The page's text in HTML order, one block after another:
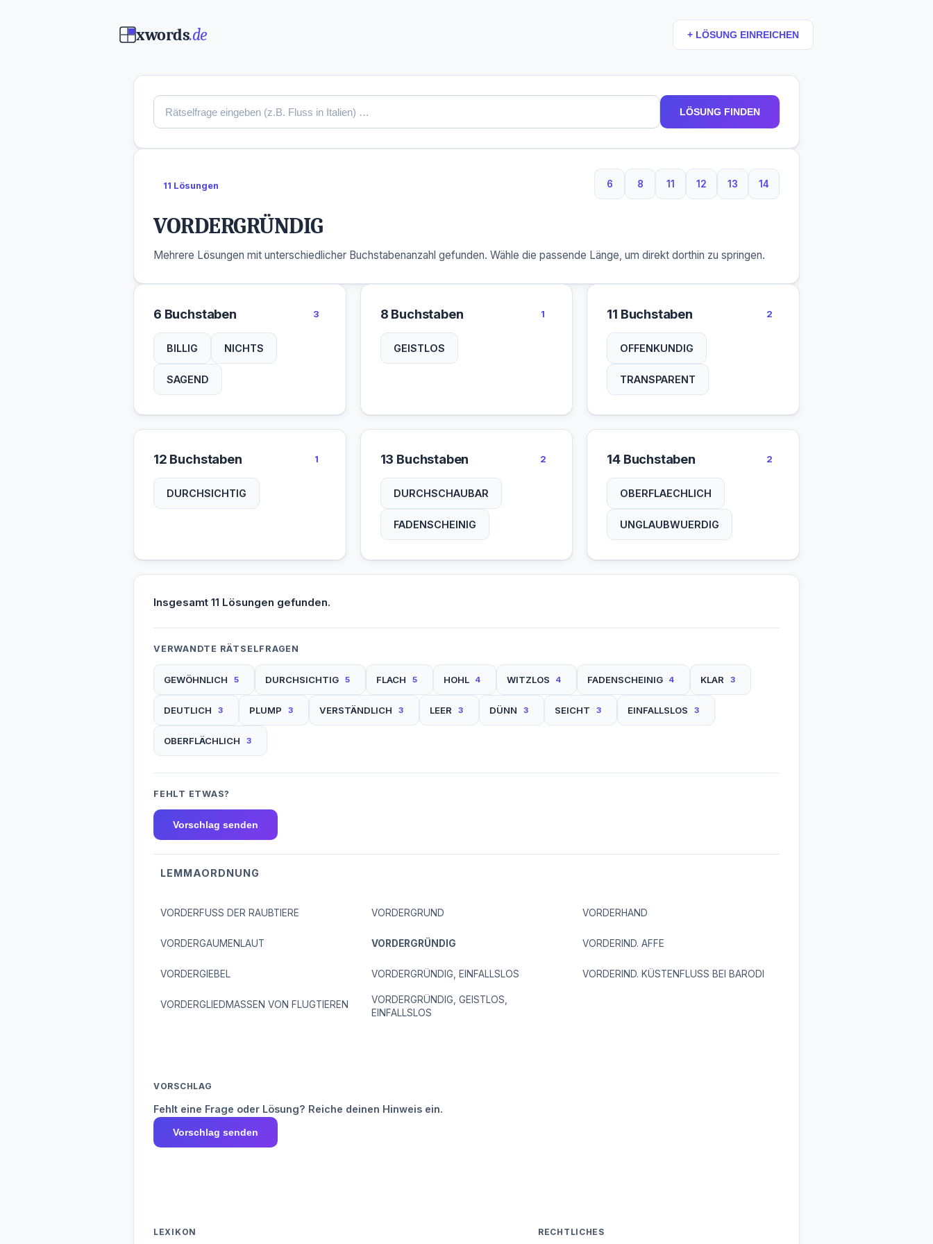
xwords.de + LÖSUNG EINREICHEN
LÖSUNG FINDEN
11 Lösungen 6
6 Buchstaben
8
8 Buchstaben
11
11 Buchstaben
12
12 Buchstaben
13
13 Buchstaben
14
14 Buchstaben
VORDERGRÜNDIG
Mehrere Lösungen mit unterschiedlicher Buchstabenanzahl gefunden. Wähle die passende Länge, um direkt dorthin zu springen.
6 Buchstaben 3
BILLIG NICHTS
SAGEND
8 Buchstaben 1
GEISTLOS
11 Buchstaben 2
OFFENKUNDIG
TRANSPARENT
12 Buchstaben 1
DURCHSICHTIG
13 Buchstaben 2
DURCHSCHAUBAR
FADENSCHEINIG
14 Buchstaben 2
OBERFLAECHLICH
UNGLAUBWUERDIG
Insgesamt 11 Lösungen gefunden.
VERWANDTE RÄTSELFRAGEN
GEWÖHNLICH 5 DURCHSICHTIG 5 FLACH 5 HOHL 4 WITZLOS 4 FADENSCHEINIG 4 KLAR 3
DEUTLICH 3 PLUMP 3 VERSTÄNDLICH 3 LEER 3 DÜNN 3 SEICHT 3 EINFALLSLOS 3
OBERFLÄCHLICH 3
FEHLT ETWAS?
Vorschlag senden
LEMMAORDNUNG
VORDERFUSS DER RAUBTIERE
VORDERGAUMENLAUT
VORDERGIEBEL
VORDERGLIEDMASSEN VON FLUGTIEREN
VORDERGRUND
VORDERGRÜNDIG
VORDERGRÜNDIG, EINFALLSLOS
VORDERGRÜNDIG, GEISTLOS,
EINFALLSLOS
VORDERHAND
VORDERIND. AFFE
VORDERIND. KÜSTENFLUSS BEI BARODI
VORSCHLAG
Fehlt eine Frage oder Lösung? Reiche deinen Hinweis ein.
Vorschlag senden
LEXIKON RECHTLICHES